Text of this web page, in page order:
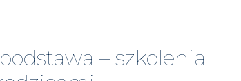
– szkolenia